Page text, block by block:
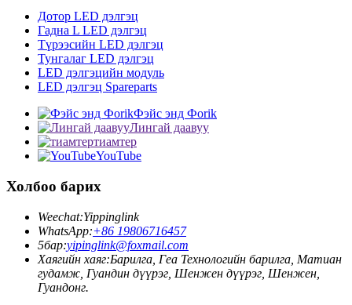
Дотор LED дэлгэц
Гадна L LED дэлгэц
Түрээсийн LED дэлгэц
Тунгалаг LED дэлгэц
LED дэлгэцийн модуль
LED дэлгэц Spareparts
Фэйс энд Фorik
Лингай даавуу
тиамтер
YouTube
Холбоо барих
Weechat:Yippinglink
WhatsApp:+86 19806716457
5бар:yipinglink@foxmail.com
Хаягийн хаяг:Барилга, Геа Технологийн барилга, Матиан
гудамж, Гуандин дүүрэг, Шенжен дүүрэг, Шенжен,
Гуандонг.